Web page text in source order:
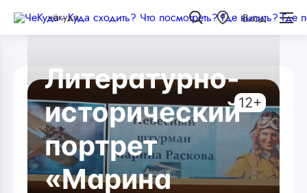
чёкуда Вход
Литературно-
исторический
портрет
«Марина
12+